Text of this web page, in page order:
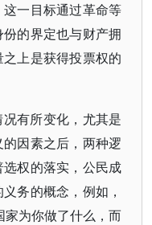
一目标通过革命等
的界定也与财产拥
上是获得投票权的
有所变化，尤其是
因素之后，两种逻
权的落实，公民成
务的概念，例如，
家为你做了什么，而